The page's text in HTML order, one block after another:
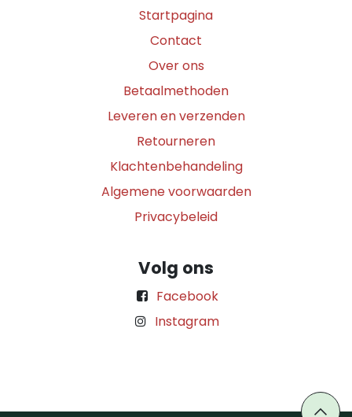
Startpagina
Contact
Over ons
Betaalmethoden
Leveren en verzenden
Retourneren
Klachtenbehandeling
Algemene voorwaarden
Privacybeleid
Volg ons
Facebook
Instagram